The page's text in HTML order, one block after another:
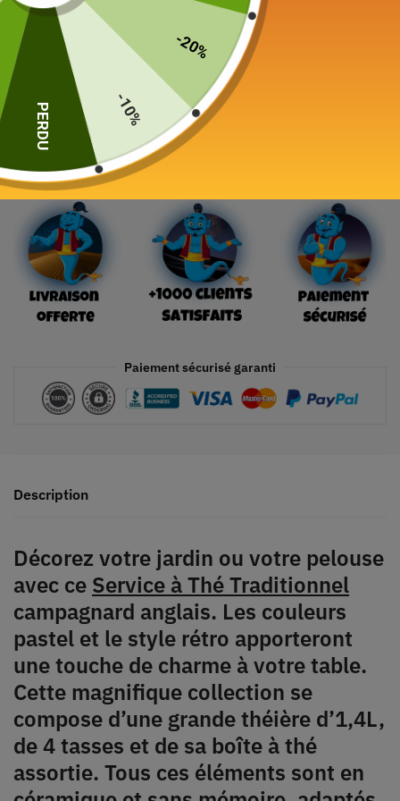
Style
Ajouter au panier
Paiement sécurisé garanti
Description
Décorez votre jardin ou votre pelouse
avec ce Service à Thé Traditionnel
campagnard anglais. Les couleurs
pastel et le style rétro apporteront
une touche de charme à votre table.
Cette magnifique collection se
compose d’une grande théière d’1,4L,
de 4 tasses et de sa boîte à thé
assortie. Tous ces éléments sont en
-20%
-10%
PERDU